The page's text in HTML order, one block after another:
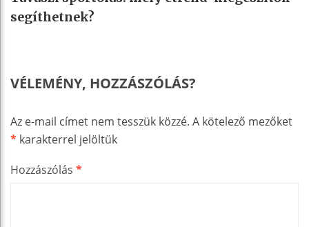
segíthetnek?
VÉLEMÉNY, HOZZÁSZÓLÁS?
Az e-mail címet nem tesszük közzé. A kötelező mezőket
* karakterrel jelöltük
Hozzászólás *